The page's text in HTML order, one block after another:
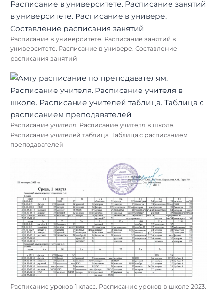
Расписание в университете. Расписание занятий в
университете. Расписание в универе. Составление
расписания занятий
Расписание учителя. Расписание учителя в школе.
Расписание учителей таблица. Таблица с расписанием
преподавателей
Расписание уроков 1 класс. Расписание уроков в школе 2023.